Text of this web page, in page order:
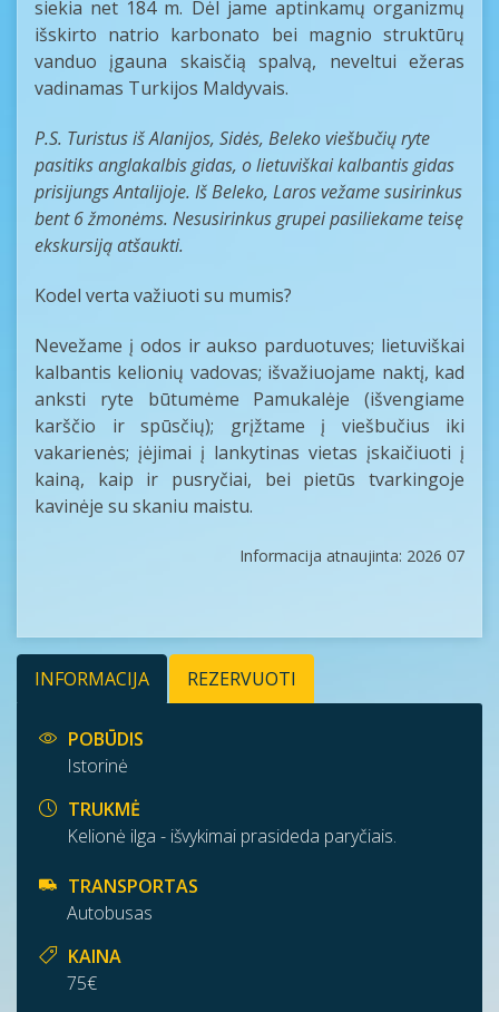
siekia net 184 m. Dėl jame aptinkamų organizmų
išskirto natrio karbonato bei magnio struktūrų
vanduo įgauna skaisčią spalvą, neveltui ežeras
vadinamas Turkijos Maldyvais.
P.S. Turistus iš Alanijos, Sidės, Beleko viešbučių ryte
pasitiks anglakalbis gidas, o lietuviškai kalbantis gidas
prisijungs Antalijoje. Iš Beleko, Laros vežame susirinkus
bent 6 žmonėms. Nesusirinkus grupei pasiliekame teisę
ekskursiją atšaukti.
Kodel verta važiuoti su mumis?
Nevežame į odos ir aukso parduotuves; lietuviškai
kalbantis kelionių vadovas; išvažiuojame naktį, kad
anksti ryte būtumėme Pamukalėje (išvengiame
karščio ir spūsčių); grįžtame į viešbučius iki
vakarienės; įėjimai į lankytinas vietas įskaičiuoti į
kainą, kaip ir pusryčiai, bei pietūs tvarkingoje
kavinėje su skaniu maistu.
Informacija atnaujinta: 2026 07
INFORMACIJA REZERVUOTI
POBŪDIS
Istorinė
TRUKMĖ
Kelionė ilga - išvykimai prasideda paryčiais.
TRANSPORTAS
Autobusas
KAINA
75€